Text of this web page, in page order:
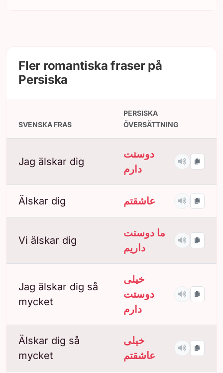
Fler romantiska fraser på
Persiska
SVENSKA FRAS
PERSISKA
ÖVERSÄTTNING
Jag älskar dig
دوستت
دارم
Älskar dig عاشقتم
Vi älskar dig
ما دوستت
داریم
Jag älskar dig så
mycket
خیلی
دوستت
دارم
Älskar dig så
mycket
خیلی
عاشقتم